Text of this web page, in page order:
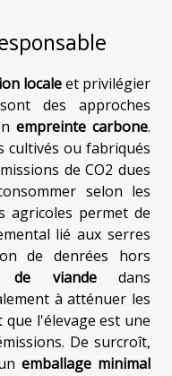
localeet privilégier
des approches
empreinte carbone.
cultivés ou fabriqués
de CO2 dues
selon les
agricoles permet de
lié aux serres
de denrées hors
de viandedans
à atténuer les
que l'élevage est une
De surcroît,
emballage minimal